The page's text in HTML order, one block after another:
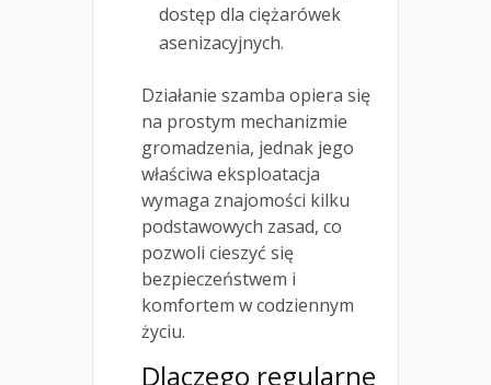
dostęp dla ciężarówek
asenizacyjnych.
Działanie szamba opiera się
na prostym mechanizmie
gromadzenia, jednak jego
właściwa eksploatacja
wymaga znajomości kilku
podstawowych zasad, co
pozwoli cieszyć się
bezpieczeństwem i
komfortem w codziennym
życiu.
Dlaczego regularne